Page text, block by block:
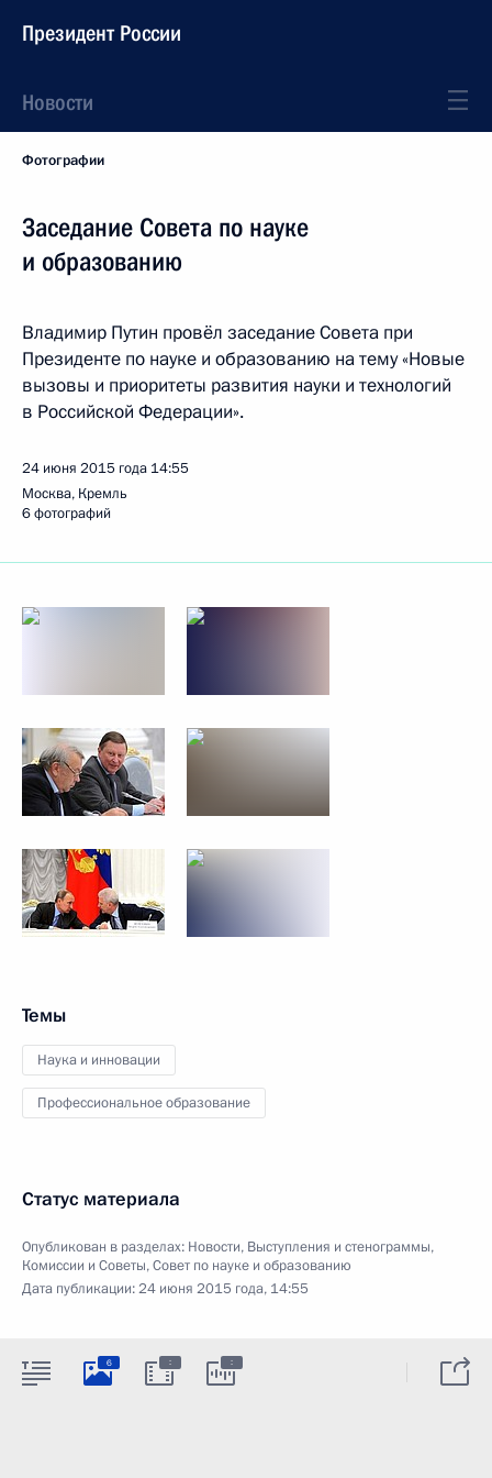
Президент России
Новости
Фотографии
Заседание Совета по науке
и образованию
Владимир Путин провёл заседание Совета при
Президенте по науке и образованию на тему «Новые
вызовы и приоритеты развития науки и технологий
в Российской Федерации».
24 июня 2015 года 14:55
Москва, Кремль
6 фотографий
Темы
Наука и инновации
Профессиональное образование
Статус материала
Опубликован в разделах: Новости, Выступления и стенограммы,
Комиссии и Советы,Совет по науке и образованию
Дата публикации:24 июня 2015 года, 14:55
6 : :